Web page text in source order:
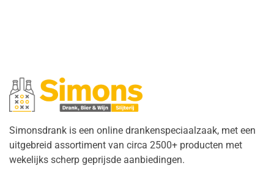
Simonsdrank is een online drankenspeciaalzaak, met een
uitgebreid assortiment van circa 2500+ producten met
wekelijks scherp geprijsde aanbiedingen.